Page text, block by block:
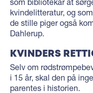
kvindelitteratur, og
de stille piger også
Dahlerup.
KVINDERS
Selv om
i 15 år, skal den på
parentes i historien.